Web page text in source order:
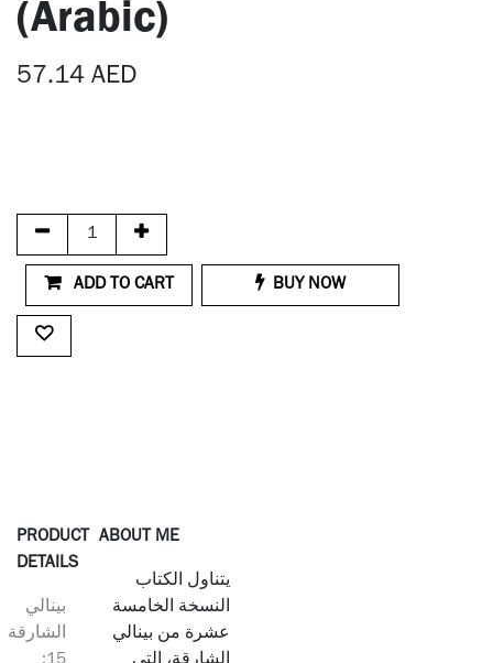
(Arabic)
57.14 AED
ADD TO CART BUY NOW
PRODUCT
DETAILS
بينالي
الشارقة
ABOUT ME
يتناول الكتاب
النسخة الخامسة
عشرة من بينالي